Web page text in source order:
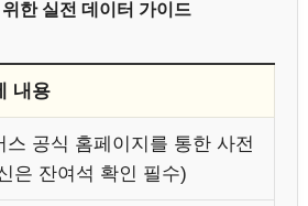
한 실전 데이터 가이드
내용
스 공식 홈페이지를 통한 사전
은 잔여석 확인 필수)